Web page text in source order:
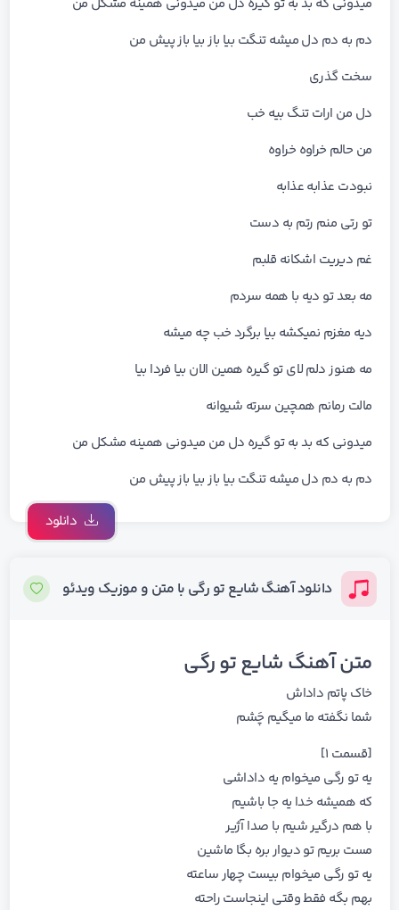
دم ﺑﻪ دم دل ﻣﻴﺸﻪ ﺗﻨﮕﺖ ﺑﻴﺎ ﺑﺎز ﺑﻴﺎ ﺑﺎز ﭘﻴﺶ ﻣﻦ
ﺳﺨﺖ ﮔﺬری
دل ﻣﻦ ارات ﺗﻨﮓ ﺑﻴﻪ ﺧﺐ
ﻣﻦ ﺣﺎﻟﻢ ﺧﺮاوه ﺧﺮاوه
ﻧﺒﻮدت ﻋﺬاﺑﻪ ﻋﺬاﺑﻪ
ﺗﻮ رﺗﻰ ﻣﻨﻢ رﺗﻢ ﺑﻪ دﺳﺖ
ﻏﻢ دﻳﺮﻳﺖ اﺷﻜﺎﻧﻪ ﻗﻠﺒﻢ
ﻣﻪ ﺑﻌﺪ ﺗﻮ دﻳﻪ ﺑﺎ ﻫﻤﻪ ﺳﺮدم
دﻳﻪ ﻣﻐﺰم ﻧﻤﻴﻜﺸﻪ ﺑﻴﺎ ﺑﺮﮔﺮد ﺧﺐ ﭼﻪ ﻣﻴﺸﻪ
ﻣﻪ ﻫﻨﻮز دﻟﻢ ﻟﺎی ﺗﻮ ﮔﻴﺮه ﻫﻤﻴﻦ اﻟﺎن ﺑﻴﺎ ﻓﺮدا ﺑﻴﺎ
ﻣﺎﻟﺖ رﻣﺎﻧﻢ ﻫﻤﭽﻴﻦ ﺳﺮﺗﻪ ﺷﻴﻮاﻧﻪ
ﻣﻴﺪوﻧﻰ ﻛﻪ ﺑﺪ ﺑﻪ ﺗﻮ ﮔﻴﺮه دل ﻣﻦ ﻣﻴﺪوﻧﻰ ﻫﻤﻴﻨﻪ ﻣﺸﻜﻞ ﻣﻦ
دم ﺑﻪ دم دل ﻣﻴﺸﻪ ﺗﻨﮕﺖ ﺑﻴﺎ ﺑﺎز ﺑﻴﺎ ﺑﺎز ﭘﻴﺶ ﻣﻦ
دانلود
دانلود آهنگ شایع تو رگی با متن و موزیک ویدئو
متن آهنگ شایع تو رگی
خاک پاتم داداش
شما نگفته ما میگیم چَشم
[قسمت ۱]
یه تو رگی میخوام یه داداشی
که همیشه خدا یه جا باشیم
با هم درگیر شیم با صدا آژیر
مست بریم تو دیوار بره بگا ماشین
یه تو رگی میخوام بیست چهار ساعته
بهم بگه فقط وقتی اینجاست راحته